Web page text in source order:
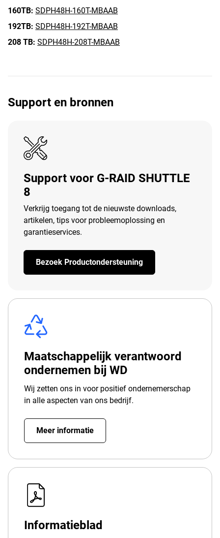
160TB: SDPH48H-160T-MBAAB
192TB: SDPH48H-192T-MBAAB
208 TB: SDPH48H-208T-MBAAB
Support en bronnen
Support voor G-RAID SHUTTLE
8
Verkrijg toegang tot de nieuwste downloads,
artikelen, tips voor probleemoplossing en
garantieservices.
Bezoek Productondersteuning
Maatschappelijk verantwoord
ondernemen bij WD
Wij zetten ons in voor positief ondernemerschap
in alle aspecten van ons bedrijf.
Meer informatie
Informatieblad